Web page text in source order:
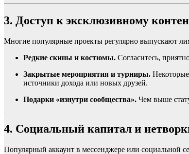
3. Доступ к эксклюзивному
Многие популярные проекты регулярно выпускают
Редкие скины и костюмы. Согласитесь,
Закрытые мероприятия и турниры.
источники дохода или новых друзей.
Подарки «изнутри сообщества». Чем выше
4. Социальный капитал и
Популярный аккаунт в мессенджере или социальной